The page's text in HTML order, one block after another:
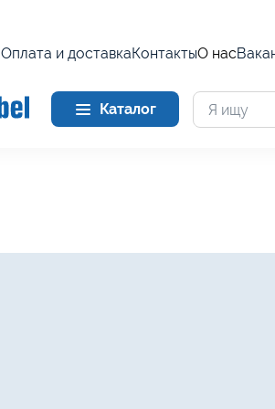
Оплата и доставкаКонтактыО нас
Каталог